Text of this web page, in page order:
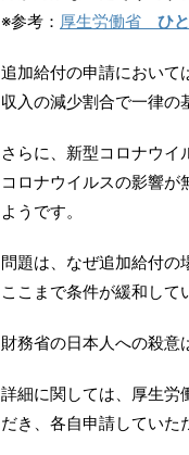
※参考： 厚生労働省 ひ
追加給付の申請において
収入の減少割合で一律の
さらに、新型コロナウ
コロナウイルスの影響が
ようです。
問題は、なぜ追加給付の
ここまで条件が緩和して
財務省の日本人への殺意
詳細に関しては、厚生労
だき、各自申請していた